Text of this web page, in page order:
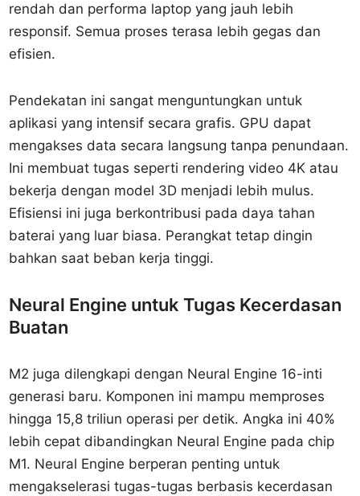
rendah dan performa laptop yang jauh lebih
responsif. Semua proses terasa lebih gegas dan
efisien.
Pendekatan ini sangat menguntungkan untuk
aplikasi yang intensif secara grafis. GPU dapat
mengakses data secara langsung tanpa penundaan.
Ini membuat tugas seperti rendering video 4K atau
bekerja dengan model 3D menjadi lebih mulus.
Efisiensi ini juga berkontribusi pada daya tahan
baterai yang luar biasa. Perangkat tetap dingin
bahkan saat beban kerja tinggi.
Neural Engine untuk Tugas Kecerdasan
Buatan
M2 juga dilengkapi dengan Neural Engine 16-inti
generasi baru. Komponen ini mampu memproses
hingga 15,8 triliun operasi per detik. Angka ini 40%
lebih cepat dibandingkan Neural Engine pada chip
M1. Neural Engine berperan penting untuk
mengakselerasi tugas-tugas berbasis kecerdasan